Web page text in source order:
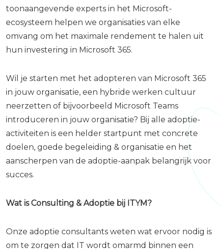
toonaangevende experts in het Microsoft-
ecosysteem helpen we organisaties van elke
omvang om het maximale rendement te halen uit
hun investering in Microsoft 365.
Wil je starten met het adopteren van Microsoft 365
in jouw organisatie, een hybride werken cultuur
neerzetten of bijvoorbeeld Microsoft Teams
introduceren in jouw organisatie? Bij alle adoptie-
activiteiten is een helder startpunt met concrete
doelen, goede begeleiding & organisatie en het
aanscherpen van de adoptie-aanpak belangrijk voor
succes.
Wat is Consulting & Adoptie bij ITYM?
Onze adoptie consultants weten wat ervoor nodig is
om te zorgen dat IT wordt omarmd binnen een